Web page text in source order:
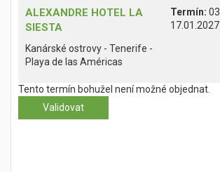
ALEXANDRE HOTEL LA
SIESTA
Kanárské ostrovy - Tenerife -
Playa de las Américas
Termín:
Tento termín bohužel není možné objednat.